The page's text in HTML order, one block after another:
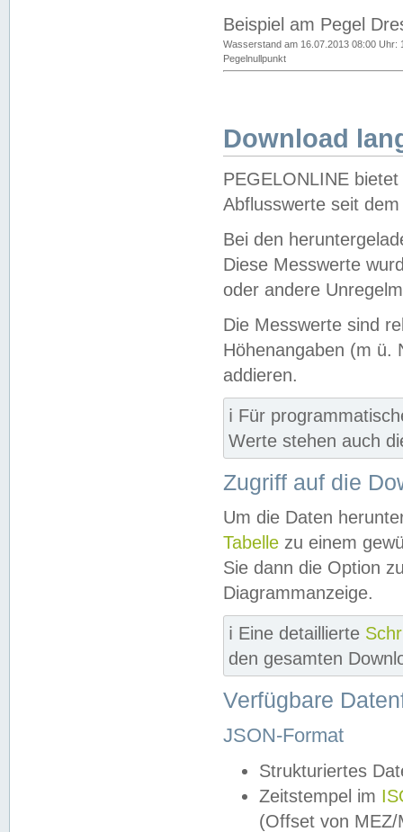
Beispiel am Pegel
Wasserstand am 16.07.2013 08:00 Uhr:
Pegelnullpunkt
Download
PEGELONLINE
Abflusswerte seit
Bei den
Diese Messwerte
oder andere
Die Messwerte sind
Höhenangaben (m ü.
addieren.
ℹ️ Für
Werte stehen auch
Zugriff auf die
Um die Daten
Tabelle zu einem
Sie dann die Option
Diagrammanzeige.
ℹ️ Eine detaillierte
den gesamten
Verfügbare
JSON-Format
Strukturiertes
Zeitstempel im
(Offset von MEZ/